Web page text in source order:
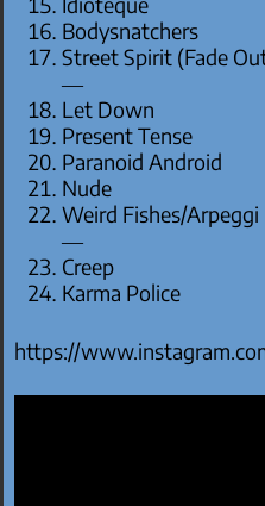
Bodysnatchers
Street Spirit (Fade
—
Let Down
Present Tense
Paranoid Android
Nude
Weird Fishes/Arpeggi
—
Creep
Karma Police
https://